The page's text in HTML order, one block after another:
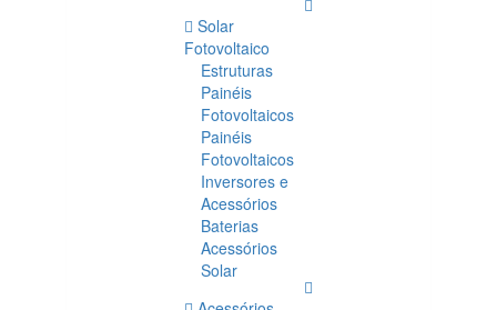
Solar
Fotovoltaico
Estruturas
Painéis
Fotovoltaicos
Painéis
Fotovoltaicos
Inversores e
Acessórios
Baterias
Acessórios
Solar